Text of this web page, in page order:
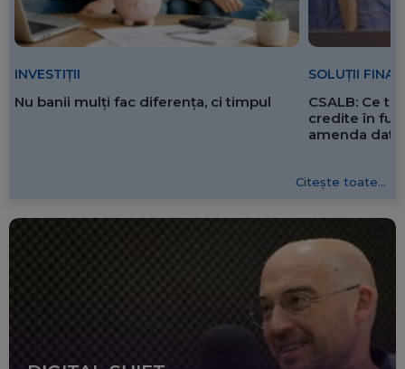
INVESTIȚII
Nu banii mulți fac diferența, ci timpul
SOLUȚII
CSALB: Ce
credite în
amenda
Citește toate...